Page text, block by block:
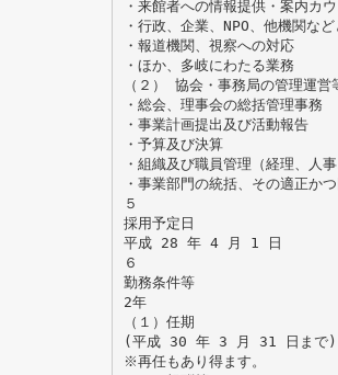
・来館者への情報提供・案内カ
・行政、企業、NPO、他機関な
・報道機関、視察への対応
・ほか、多岐にわたる業務
（２） 協会・事務局の管理運営
・総会、理事会の総括管理事務
・事業計画提出及び活動報告
・予算及び決算
・組織及び職員管理（経理、人事
・事業部門の統括、その適正か
５
採用予定日
平成 28 年 4 月 1 日
６
勤務条件等
2年
（１）任期
(平成 30 年 3 月 31 日まで)
※再任もあり得ます。